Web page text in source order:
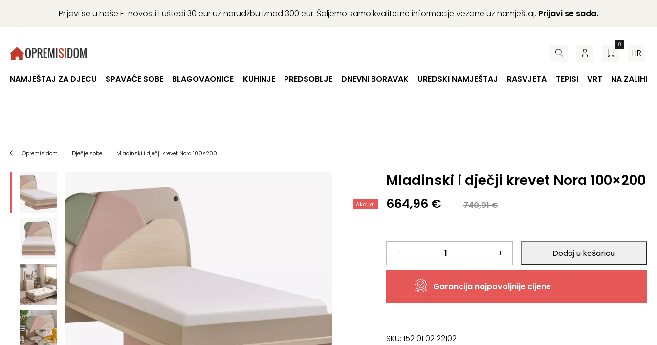
Prijavi se u naše E-novosti i uštedi 30 eur uz narudžbu iznad 300 eur. Šaljemo samo kvalitetne informacije vezane uz namještaj. Prijavi se sada.
0
HR
NAMJEŠTAJ ZA DJECU SPAVAĆE SOBE BLAGOVAONICE KUHINJE PREDSOBLJE DNEVNI BORAVAK UREDSKI NAMJEŠTAJ RASVJETA TEPISI VRT NA ZALIHI
Opremisidom | Dječje sobe | Mladinski i dječji krevet Nora 100×200
Mladinski i dječji krevet Nora 100×200
Akcija! 740,01€
Izvorna
je:
740,01 €.
664,96 €
Trenutna
664,96 €.
–
Mladinski
i
Nora
+ Dodaj u košaricu
Garancija najpovoljnije cijene
SKU: 152 01 02 22102